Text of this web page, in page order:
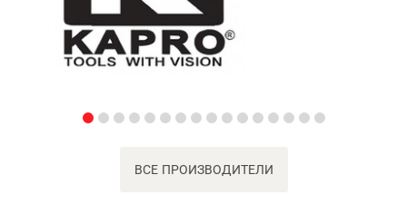
ВСЕ ПРОИЗВОДИТЕЛИ